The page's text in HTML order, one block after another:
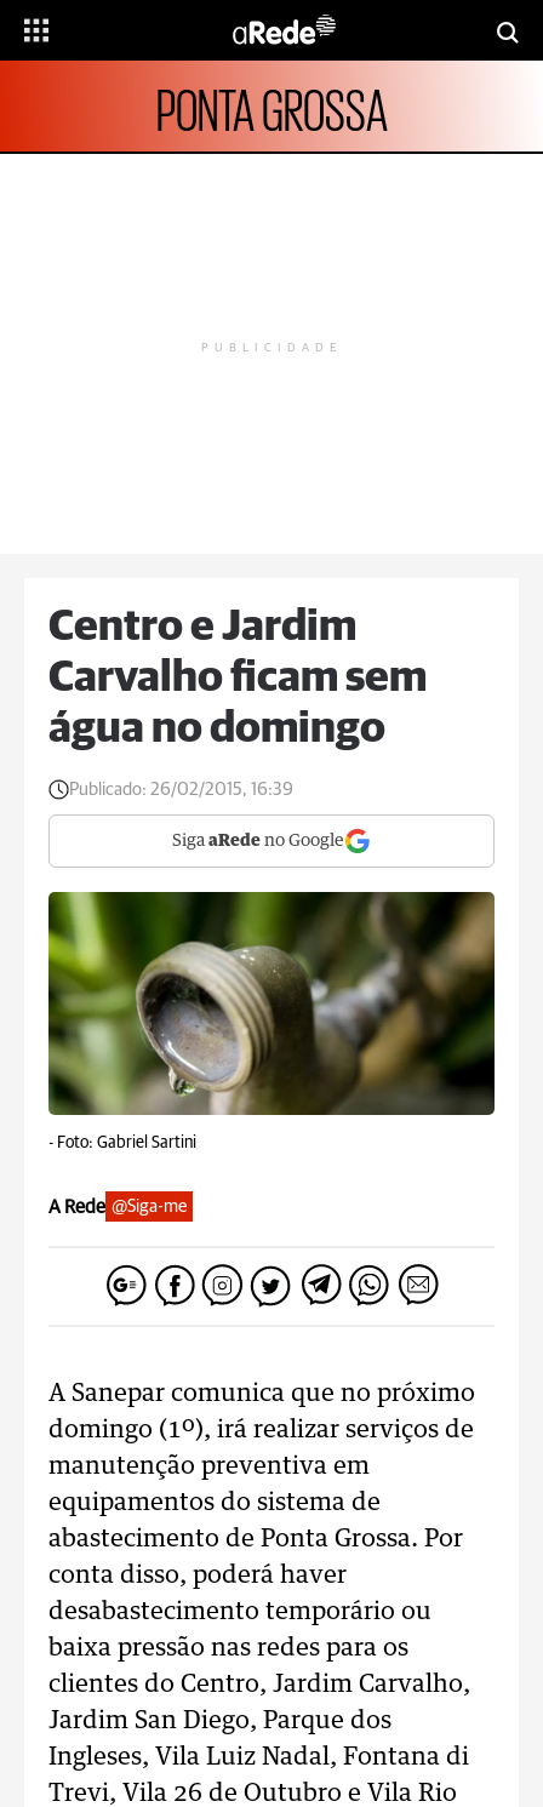
PONTA GROSSA
PUBLICIDADE
Centro e Jardim
Carvalho ficam sem
água no domingo
Publicado: 26/02/2015, 16:39
Siga aRede no Google
- Foto: Gabriel Sartini
A Rede @Siga-me
A Sanepar comunica que no próximo
domingo (1º), irá realizar serviços de
manutenção preventiva em
equipamentos do sistema de
abastecimento de Ponta Grossa. Por
conta disso, poderá haver
desabastecimento temporário ou
baixa pressão nas redes para os
clientes do Centro, Jardim Carvalho,
Jardim San Diego, Parque dos
Ingleses, Vila Luiz Nadal, Fontana di
Trevi, Vila 26 de Outubro e Vila Rio